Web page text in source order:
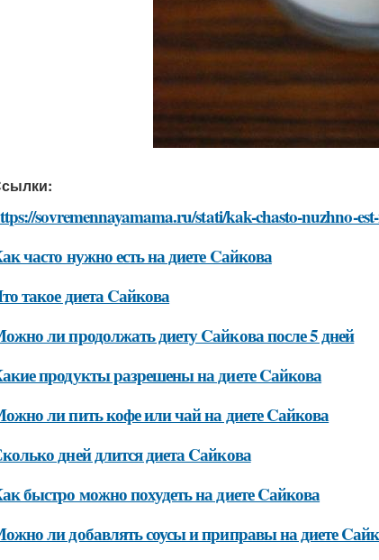
sovremennayamama.ru/stati/kak-chasto-nuzhno-
часто нужно есть на диете Cайкова
такое диета Cайкова
ли продолжать диету Cайкова после 5 дней
продукты разрешены на диете Cайкова
ли пить кофе или чай на диете Cайкова
дней длится диета Cайкова
быстро можно похудеть на диете Cайкова
ли добавлять соусы и приправы на диете